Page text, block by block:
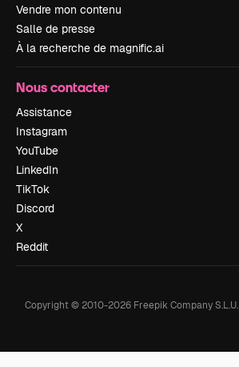
Vendre mon contenu
Salle de presse
À la recherche de magnific.ai
Nous contacter
Assistance
Instagram
YouTube
LinkedIn
TikTok
Discord
X
Reddit
Copyright © 2010-2026 Freepik Company S.L.U.